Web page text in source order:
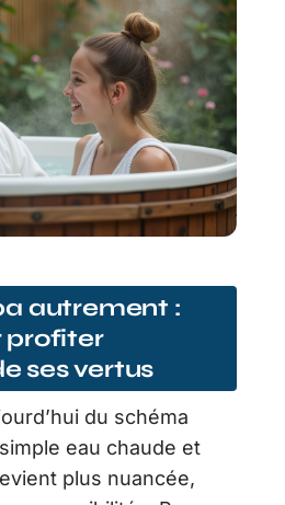
autrement :
profiter
ses vertus
du schéma
eau chaude et
plus nuancée,